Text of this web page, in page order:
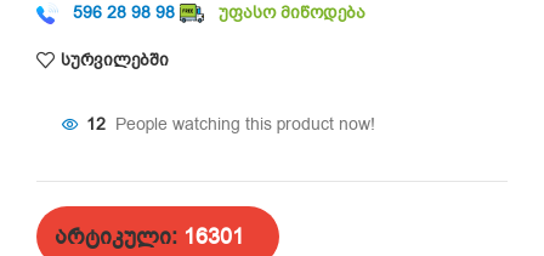
596 28 98 98 უფასო მიწოდება
სურვილებში
12 People watching this product now!
არტიკული: 16301